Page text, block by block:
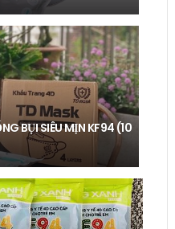
BỤI SIÊU MỊN KF94 (10